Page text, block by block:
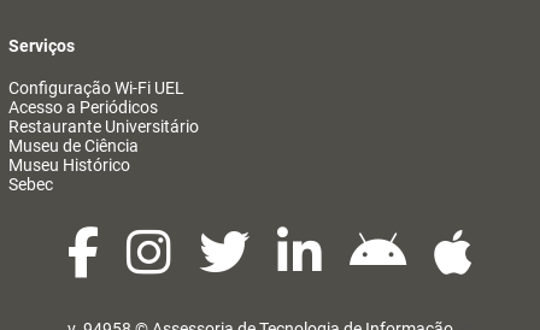
Serviços
Configuração Wi-Fi UEL
Acesso a Periódicos
Restaurante Universitário
Museu de Ciência
Museu Histórico
Sebec